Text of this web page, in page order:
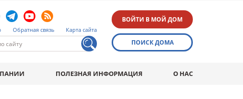
Обратная связь Карта сайта
ВОЙТИ В МОЙ ДОМ
ПОИСК ДОМА
ПОЛЕЗНАЯ ИНФОРМАЦИЯ О НАС